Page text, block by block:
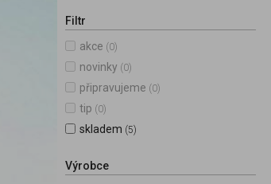
Filtr
akce (0)
novinky (0)
připravujeme (0)
tip (0)
skladem (5)
Výrobce